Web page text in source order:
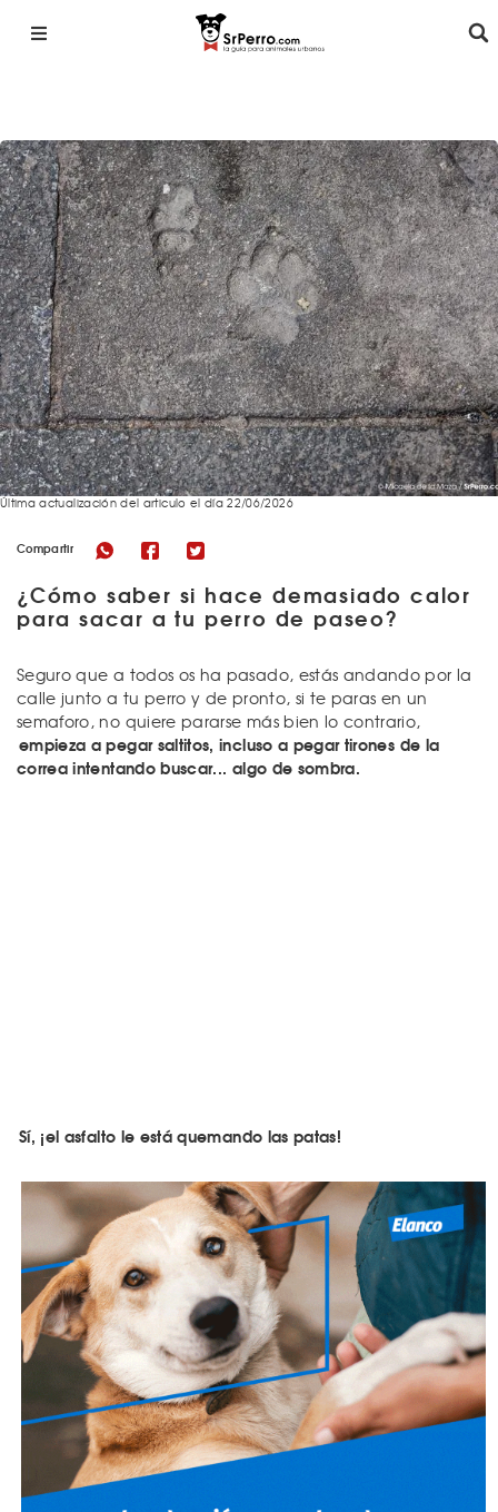
Compartir
¿Cómo saber si hace demasiado calor
para sacar a tu perro de paseo?
Última actualización del articulo el día 22/06/2026
Seguro que a todos os ha pasado, estás andando por la
calle junto a tu perro y de pronto, si te paras en un
semaforo, no quiere pararse más bien lo contrario,
empieza a pegar saltitos, incluso a pegar tirones de la
correa intentando buscar... algo de sombra.
Sí, ¡el asfalto le está quemando las patas!